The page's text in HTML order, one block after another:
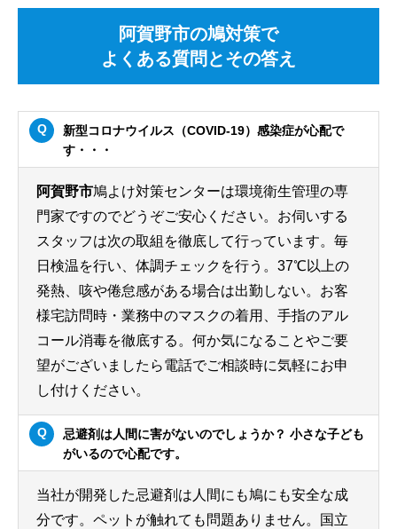
阿賀野市の鳩対策で
よくある質問とその答え
新型コロナウイルス（COVID-19）感染症が心配で
す・・・
阿賀野市鳩よけ対策センターは環境衛生管理の専
門家ですのでどうぞご安心ください。お伺いする
スタッフは次の取組を徹底して行っています。毎
日検温を行い、体調チェックを行う。37℃以上の
発熱、咳や倦怠感がある場合は出勤しない。お客
様宅訪問時・業務中のマスクの着用、手指のアル
コール消毒を徹底する。何か気になることやご要
望がございましたら電話でご相談時に気軽にお申
し付けください。
忌避剤は人間に害がないのでしょうか？ 小さな子ども
がいるので心配です。
当社が開発した忌避剤は人間にも鳩にも安全な成
分です。ペットが触れても問題ありません。国立